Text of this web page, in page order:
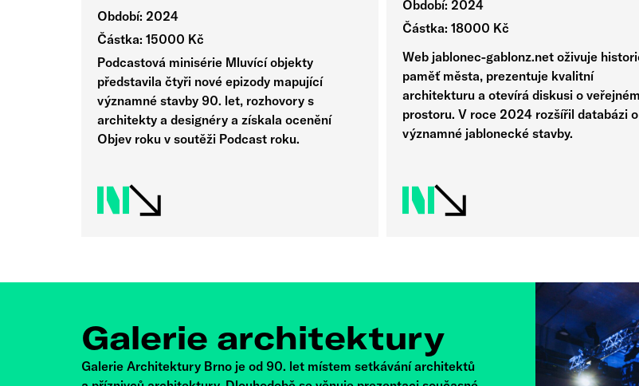
Období: 2024
Částka: 15000 Kč
Podcastová minisérie Mluvící objekty
představila čtyři nové epizody mapující
významné stavby 90. let, rozhovory s
architekty a designéry a získala ocenění
Objev roku v soutěži Podcast roku.
Období: 2024
Částka: 18000 Kč
Web jablonec-gablonz.net oživuje
paměť města, prezentuje kvalitní
architekturu a otevírá diskusi o veřejném
prostoru. V roce 2024 rozšířil databázi o
významné jablonecké stavby.
Galerie architektury
Galerie Architektury Brno je od 90. let místem setkávání architektů